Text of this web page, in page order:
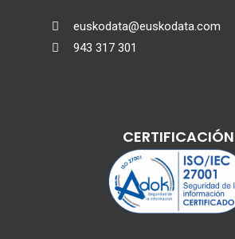
 euskodata@euskodata.com
 943 317 301
CERTIFICACIÓN